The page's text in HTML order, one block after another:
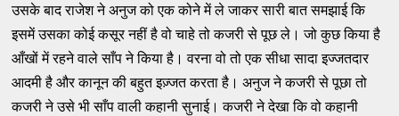
उसके बाद राजेश ने अनुज को एक कोने में ले जाकर सारी बात समझाई कि
इसमें उसका कोई कसूर नहीं है वो चाहे तो कजरी से पूछ ले। जो कुछ किया है
आँखों में रहने वाले साँप ने किया है। वरना वो तो एक सीधा सादा इज्जतदार
आदमी है और कानून की बहुत इज़्जत करता है। अनुज ने कजरी से पूछा तो
कजरी ने उसे भी साँप वाली कहानी सुनाई। कजरी ने देखा कि वो कहानी